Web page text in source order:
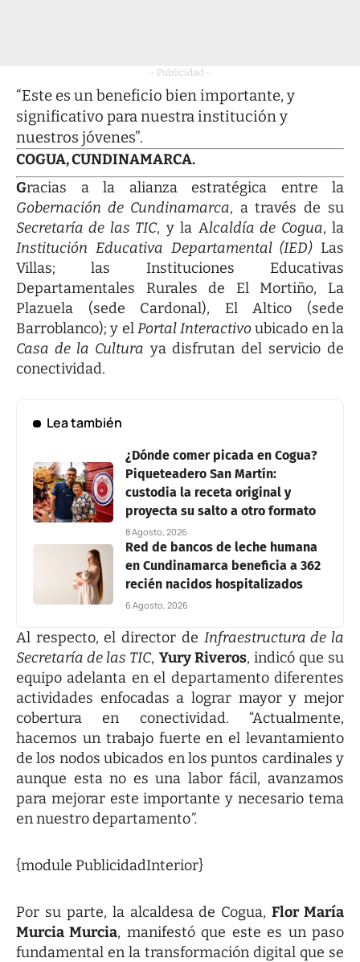
- Publicidad -
“Este es un beneficio bien importante, y
significativo para nuestra institución y
nuestros jóvenes”.
COGUA, CUNDINAMARCA.
Gracias a la alianza estratégica entre la
Gobernación de Cundinamarca, a través de su
Secretaría de las TIC, y la Alcaldía de Cogua, la
Institución Educativa Departamental (IED)Las
Villas; las Instituciones Educativas
Departamentales Rurales de El Mortiño, La
Plazuela (sede Cardonal), El Altico (sede
Barroblanco); y elPortal Interactivoubicado en la
Casa de la Cultura ya disfrutan del servicio de
conectividad.
Lea también
¿Dónde comer picada en Cogua?
Piqueteadero San Martín:
custodia la receta original y
proyecta su salto a otro formato
8 Agosto, 2026
Red de bancos de leche humana
en Cundinamarca beneficia a 362
recién nacidos hospitalizados
6 Agosto, 2026
Al respecto, el director de Infraestructura de la
Secretaría de las TIC, Yury Riveros, indicó que su
equipo adelanta en el departamento diferentes
actividades enfocadas a lograr mayor y mejor
cobertura en conectividad. “Actualmente,
hacemos un trabajo fuerte en el levantamiento
de los nodos ubicados en los puntos cardinales y
aunque esta no es una labor fácil, avanzamos
para mejorar este importante y necesario tema
en nuestro departamento”.
{module PublicidadInterior}
Por su parte, la alcaldesa de Cogua,Flor María
Murcia Murcia, manifestó que este es un paso
fundamental en la transformación digital que se